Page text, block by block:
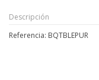
Descripción
Referencia: BQTBLEPUR